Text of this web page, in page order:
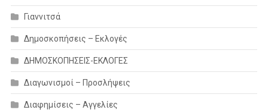
Γιαννιτσά
Δημοσκοπήσεις – Εκλογές
ΔΗΜΟΣΚΟΠΗΣΕΙΣ-ΕΚΛΟΓΕΣ
Διαγωνισμοί – Προσλήψεις
Διαφημίσεις – Αγγελίες